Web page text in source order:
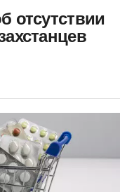
отсутствии